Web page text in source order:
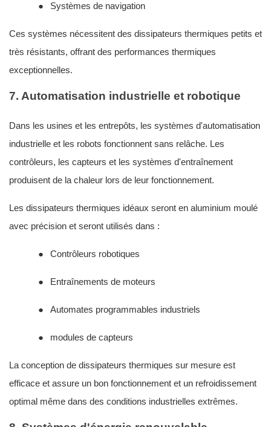
● Systèmes de navigation
Ces systèmes nécessitent des dissipateurs thermiques petits et
très résistants, offrant des performances thermiques
exceptionnelles.
7. Automatisation industrielle et robotique
Dans les usines et les entrepôts, les systèmes d'automatisation
industrielle et les robots fonctionnent sans relâche. Les
contrôleurs, les capteurs et les systèmes d'entraînement
produisent de la chaleur lors de leur fonctionnement.
Les dissipateurs thermiques idéaux seront en aluminium moulé
avec précision et seront utilisés dans :
● Contrôleurs robotiques
● Entraînements de moteurs
● Automates programmables industriels
● modules de capteurs
La conception de dissipateurs thermiques sur mesure est
efficace et assure un bon fonctionnement et un refroidissement
optimal même dans des conditions industrielles extrêmes.